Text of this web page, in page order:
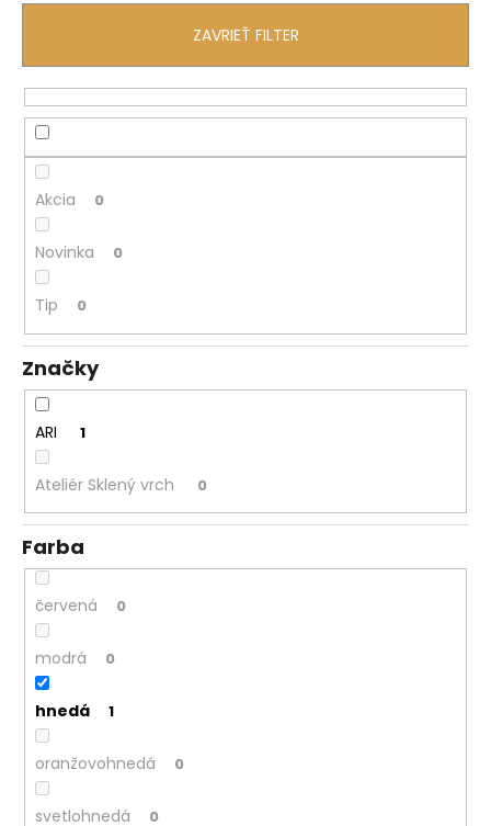
ZAVRIEŤ FILTER
Akcia 0
Novinka 0
Tip 0
Značky
ARI 1
Ateliér Sklený vrch 0
Farba
červená 0
modrá 0
hnedá 1
oranžovohnedá 0
svetlohnedá 0
j
s
ť
?
O
d
p
ú
a
m
e